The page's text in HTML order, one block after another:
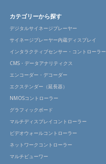
カテゴリーから探す
デジタルサイネージプレーヤー
サイネージプレーヤー内蔵ディスプレイ
インタラクティブセンサー・コントローラー
CMS・データアナリティクス
エンコーダー・デコーダー
エクステンダー（延長器）
NMOSコントローラー
グラフィックボード
マルチディスプレイコントローラー
ビデオウォールコントローラー
ネットワークコントローラー
マルチビューワー